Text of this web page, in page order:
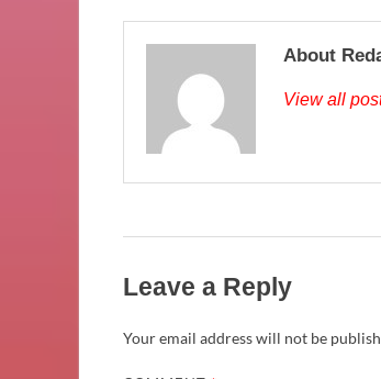
About
View all
Leave a Reply
Your email address will not be